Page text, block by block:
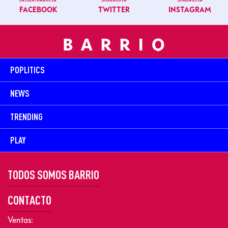
FACEBOOK TWITTER INSTAGRAM
POPLITICS
NEWS
TRENDING
PLAY
TODOS SOMOS BARRIO
CONTACTO
Ventas: